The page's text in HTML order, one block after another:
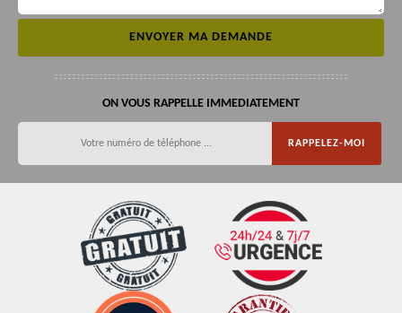
ON VOUS RAPPELLE IMMEDIATEMENT